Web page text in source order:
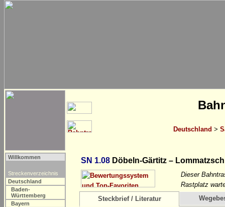
Deutschland >
Willkommen
Streckenverzeichnis
Deutschland
Baden-
Württemberg
Bayern
SN 1.08 Döbeln-Gärtitz –
Dieser
Rastplatz
Steckbrief / Literatur